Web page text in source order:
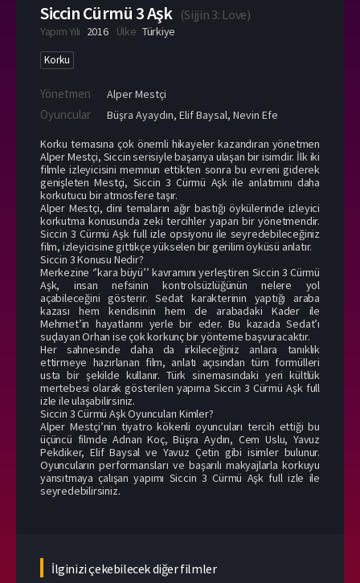
Siccin Cürmü 3 Aşk (Sijjin 3: Love)
Yapım Yılı 2016 Ülke Türkiye
Korku
Yönetmen Alper Mestçi
Oyuncular Büşra Ayaydın, Elif Baysal, Nevin Efe
Korku temasına çok önemli hikayeler kazandıran yönetmen
Alper Mestçi, Siccin serisiyle başarıya ulaşan bir isimdir. İlk iki
filmle izleyicisini memnun ettikten sonra bu evreni giderek
genişleten Mestçi, Siccin 3 Cürmü Aşk ile anlatımını daha
korkutucu bir atmosfere taşır.
Alper Mestçi, dini temaların ağır bastığı öykülerinde izleyici
korkutma konusunda zeki tercihler yapan bir yönetmendir.
Siccin 3 Cürmü Aşk full izle opsiyonu ile seyredebileceğiniz
film, izleyicisine gittikçe yükselen bir gerilim öyküsü anlatır.
Siccin 3 Konusu Nedir?
Merkezine ‘’kara büyü’’ kavramını yerleştiren Siccin 3 Cürmü
Aşk, insan nefsinin kontrolsüzlüğünün nelere yol
açabileceğini gösterir. Sedat karakterinin yaptığı araba
kazası hem kendisinin hem de arabadaki Kader ile
Mehmet’in hayatlarını yerle bir eder. Bu kazada Sedat’ı
suçlayan Orhan ise çok korkunç bir yönteme başvuracaktır.
Her sahnesinde daha da irkileceğiniz anlara tanıklık
ettirmeye hazırlanan film, anlatı açısından tüm formülleri
usta bir şekilde kullanır. Türk sinemasındaki yeri kültlük
mertebesi olarak gösterilen yapıma Siccin 3 Cürmü Aşk full
izle ile ulaşabilirsiniz.
Siccin 3 Cürmü Aşk Oyuncuları Kimler?
Alper Mestçi’nin tiyatro kökenli oyuncuları tercih ettiği bu
üçüncü filmde Adnan Koç, Büşra Aydın, Cem Uslu, Yavuz
Pekdiker, Elif Baysal ve Yavuz Çetin gibi isimler bulunur.
Oyuncuların performansları ve başarılı makyajlarla korkuyu
yansıtmaya çalışan yapımı Siccin 3 Cürmü Aşk full izle ile
seyredebilirsiniz.
İlginizi çekebilecek diğer filmler